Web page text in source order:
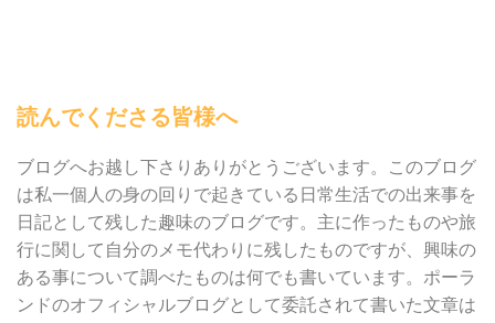
読んでくださる皆様へ
ブログへお越し下さりありがとうございます。このブログ
は私一個人の身の回りで起きている日常生活での出来事を
日記として残した趣味のブログです。主に作ったものや旅
行に関して自分のメモ代わりに残したものですが、興味の
ある事について調べたものは何でも書いています。ポーラ
ンドのオフィシャルブログとして委託されて書いた文章は